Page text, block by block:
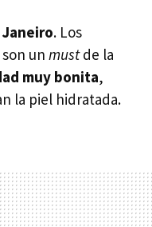
. Los
un mustde la
muy bonita,
la piel hidratada.